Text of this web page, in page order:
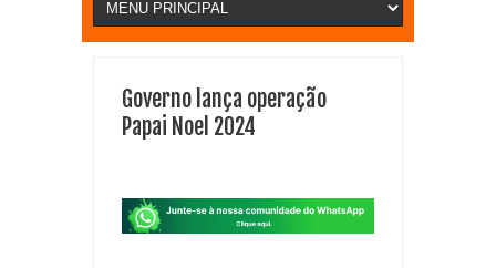
Governo lança operação
Papai Noel 2024